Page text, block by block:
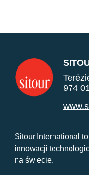
974
Sitour International
innowacji
na świecie.